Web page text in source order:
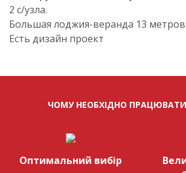
2 с/узла.
Большая лоджия-веранда 13 метров
Есть дизайн проект
ЧОМУ НЕОБХІДНО
Оптимальний вибір